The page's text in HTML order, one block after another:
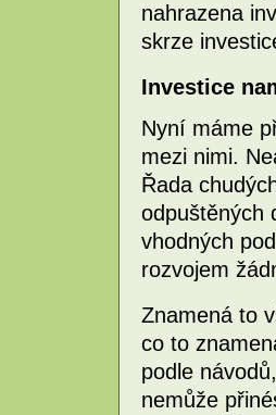
nahrazena
skrze
Investice
Nyní máme
mezi nimi.
Řada
odpuštěných
vhodných
rozvojem
Znamená to
co to
podle
nemůže